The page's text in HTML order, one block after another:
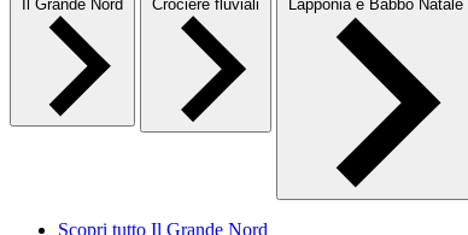
Il Grande Nord Crociere fluviali Lapponia e Babbo Natale
Scopri tutto Il Grande Nord